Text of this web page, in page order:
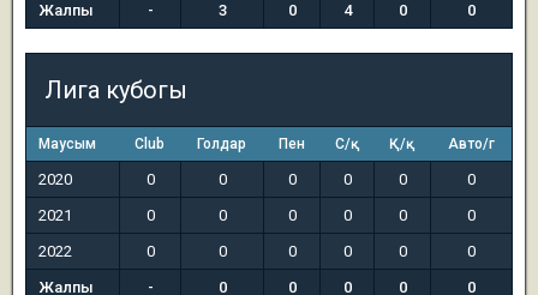
Жалпы
- 3 0 4 0 0
Лига кубогы
Маусым Club Голдар Пен С/қ Қ/қ Авто/г
2020 0 0 0 0 0
0
2021
0 0 0 0 0
0
2022
0 0 0 0 0
0
Жалпы
- 0 0 0 0 0